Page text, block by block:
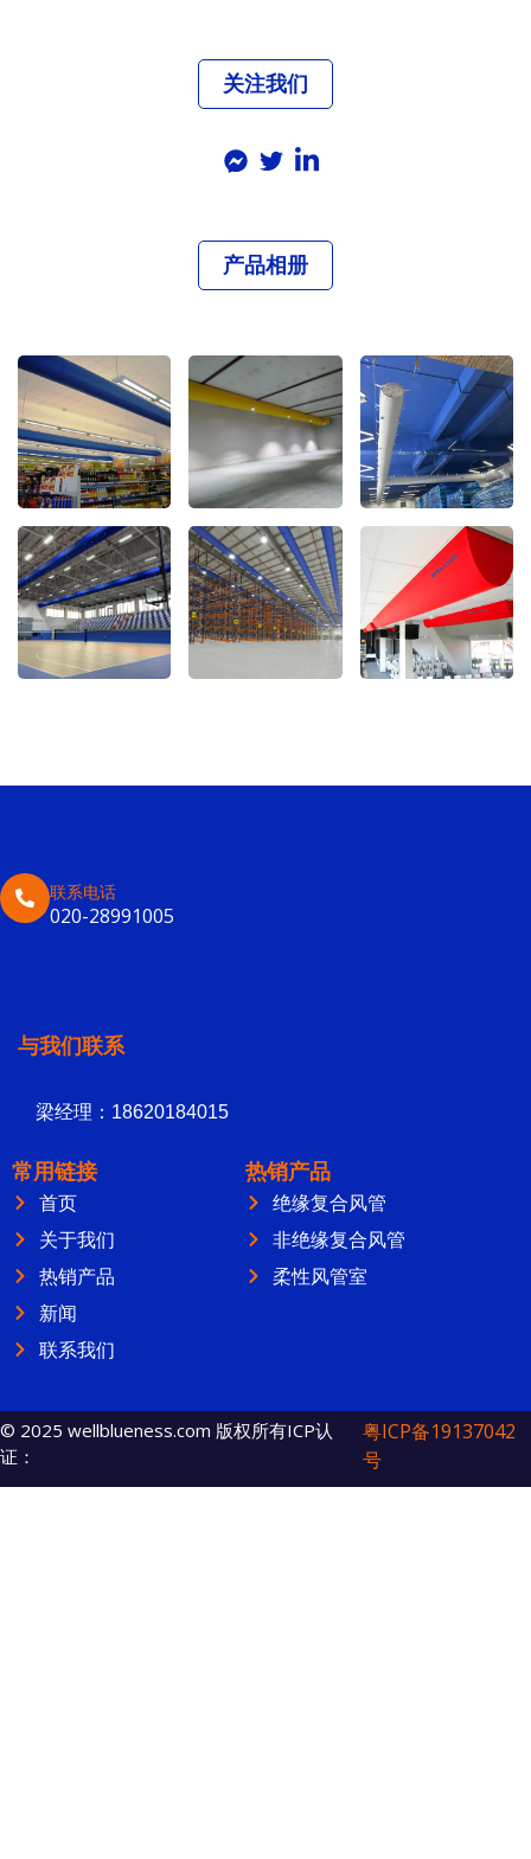
关注我们
产品相册
联系电话
020-28991005
与我们联系
梁经理：18620184015
常用链接
首页
关于我们
热销产品
新闻
联系我们
热销产品
绝缘复合风管
非绝缘复合风管
柔性风管室
© 2025 wellblueness.com 版权所有ICP认
证：
粤ICP备19137042
号